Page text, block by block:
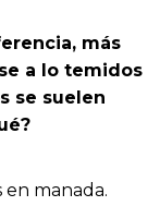
más
a lo temidos
se suelen
en manada.